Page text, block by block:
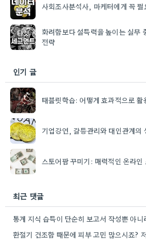
사회조사분석사, 마케터에게 꼭
화려함보다 설득력을 높이는 실무
전략
인기 글
태블릿학습: 어떻게 효과적으로 활
기업강연, 갈등관리와 대인관계의
스토어팜 꾸미기: 매력적인 온라인
최근 댓글